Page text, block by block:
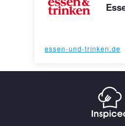
essen-und-trinken.de